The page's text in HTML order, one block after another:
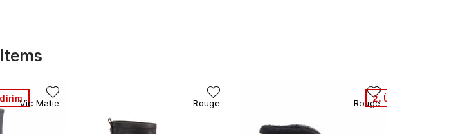
Vic Matie Rouge Rouge2. Ürüne %50 Net